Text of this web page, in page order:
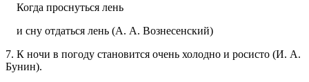
Когда проснуться лень
и сну отдаться лень (А. А. Вознесенский)
7. К ночи в погоду становится очень холодно и росисто (И. А.
Бунин).